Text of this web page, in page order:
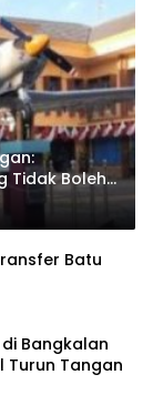
Tidak Boleh
Batu
Bangkalan
Turun Tangan